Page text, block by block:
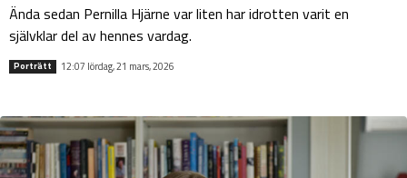
Ända sedan Pernilla Hjärne var liten har idrotten varit en
självklar del av hennes vardag.
Porträtt 12:07 lördag, 21 mars, 2026